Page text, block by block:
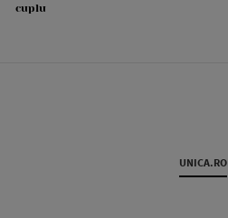
cuplu
UNICA.RO